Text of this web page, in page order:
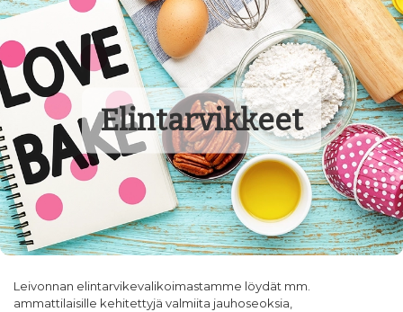
Elintarvikkeet
Leivonnan elintarvikevalikoimastamme löydät mm.
ammattilaisille kehitettyjä valmiita jauhoseoksia,